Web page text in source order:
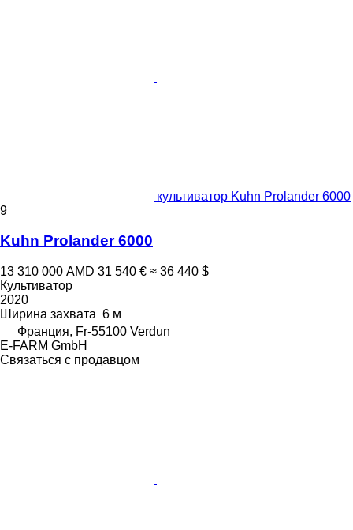
культиватор Kuhn Prolander 6000
9
Kuhn Prolander 6000
13 310 000 AMD 31 540 € ≈ 36 440 $
Культиватор
2020
Ширина захвата 6 м
Франция, Fr-55100 Verdun
E-FARM GmbH
Связаться с продавцом